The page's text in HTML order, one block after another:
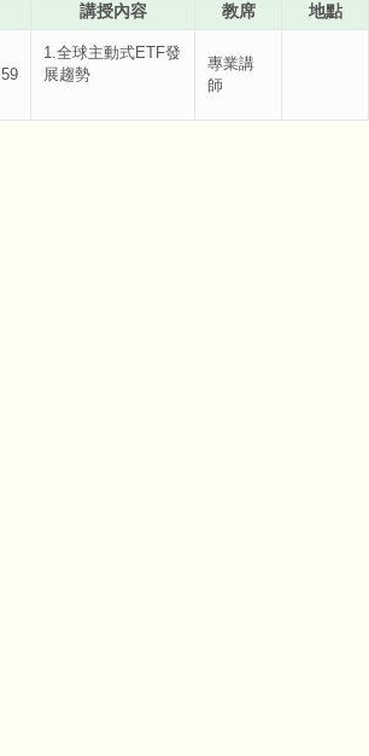
講授內容 教席 地點
1.全球主動式ETF發
展趨勢
專業講
師